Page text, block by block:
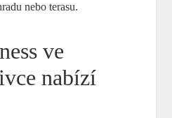
nebo terasu.
ve
nabízí